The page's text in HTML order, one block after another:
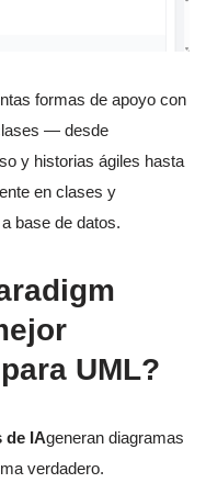
formas de apoyo con
— desde
y historias ágiles hasta
en clases y
base de datos.
UML?
de IAgeneran diagramas
verdadero.